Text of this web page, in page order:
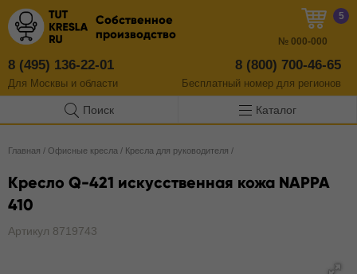
Собственное
производство
8 (495) 136-22-01
Для Москвы и области
8 (800) 700-46-65
Бесплатный номер для регионов
5
№ 000-000
Поиск Каталог
Главная / Офисные кресла / Кресла для руководителя /
Кресло Q-421 искусственная кожа NAPPA
410
Артикул 8719743